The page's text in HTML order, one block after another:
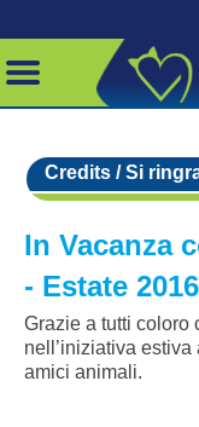
Credits / Si
In Vacanza
- Estate 2016
Grazie a tutti coloro
nell’iniziativa estiva
amici animali.